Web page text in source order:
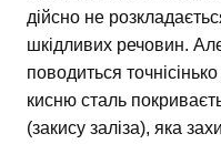
дійсно не
шкідливих речовин.
поводиться
кисню сталь
(закису заліза), яка